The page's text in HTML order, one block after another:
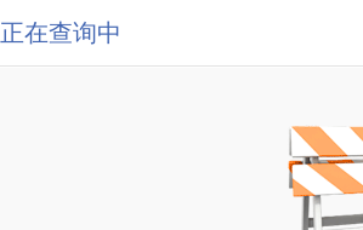
正在查询中